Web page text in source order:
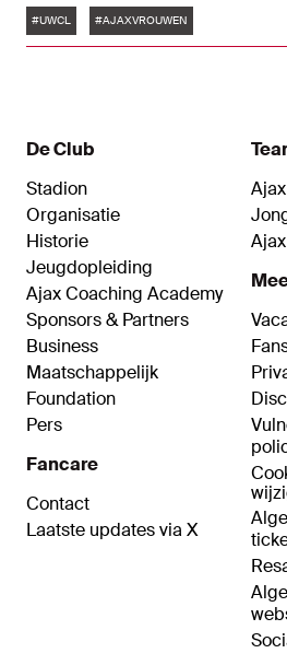
blijf je op de hoogte van alle
Tags
#UWCL #AJAXVROUWEN
De Club
Stadion
Organisatie
Historie
Jeugdopleiding
Ajax Coaching Academy
Sponsors & Partners
Business
Maatschappelijk
Foundation
Pers
Fancare
Contact
Laatste updates via X
Ajax